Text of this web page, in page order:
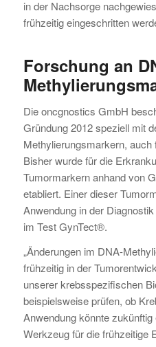
in der Nachsorge
frühzeitig eingeschritten
Forschung an
Die oncgnostics GmbH
Gründung 2012 speziell mit
Methylierungsmarkern, auch
Bisher wurde für die
Tumormarkern anhand von
etabliert. Einer dieser
Anwendung in der
im Test GynTect®.
„Änderungen im DNA-
frühzeitig in der
unserer krebsspezifischen
beispielsweise prüfen, ob
Anwendung könnte
Werkzeug für die frühzeitige